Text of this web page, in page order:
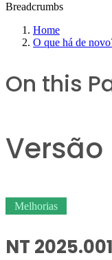
Breadcrumbs
Home
O que há de
On this
Versão
Melhorias
NT